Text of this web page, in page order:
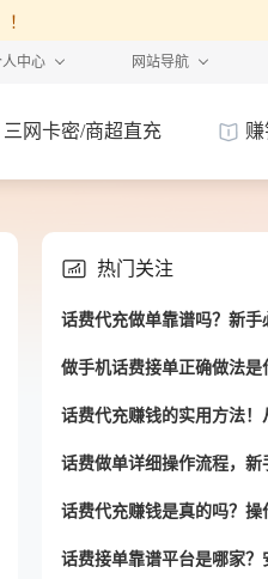
中心 网站导航
三网卡密/商超直充
热门关注
话费代充做单靠谱吗？新手
做手机话费接单正确做法是
话费代充赚钱的实用方法
话费做单详细操作流程，新
话费代充赚钱是真的吗？
话费接单靠谱平台是哪家